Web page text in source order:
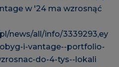
w '24 ma wzrosnąć
news/all/info/3339293,ey
i-vantage--portfolio-
do-4-tys--lokali